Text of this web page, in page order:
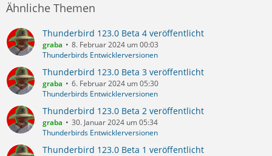
Ähnliche Themen
Thunderbird 123.0 Beta 4 veröffentlicht
graba
8. Februar 2024 um 00:03
Thunderbirds Entwicklerversionen
Thunderbird 123.0 Beta 3 veröffentlicht
graba
6. Februar 2024 um 05:30
Thunderbirds Entwicklerversionen
Thunderbird 123.0 Beta 2 veröffentlicht
graba
30. Januar 2024 um 05:34
Thunderbirds Entwicklerversionen
Thunderbird 123.0 Beta 1 veröffentlicht